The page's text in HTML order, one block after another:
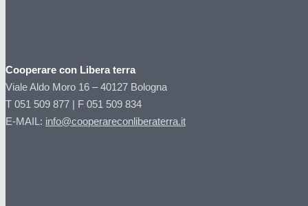
Cooperare con Libera terra
Viale Aldo Moro 16 – 40127 Bologna
T 051 509 877 | F 051 509 834
E-MAIL: info@cooperareconliberaterra.it